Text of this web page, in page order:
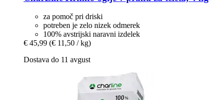
za pomoč pri driski
potreben je zelo nizek odmerek
100% avstrijski naravni izdelek
€ 45,99 (€ 11,50 / kg)
Dostava do 11 avgust